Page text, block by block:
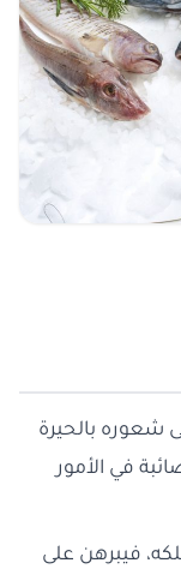
شعوره بالحيرة
في الأمور
فيبرهن على